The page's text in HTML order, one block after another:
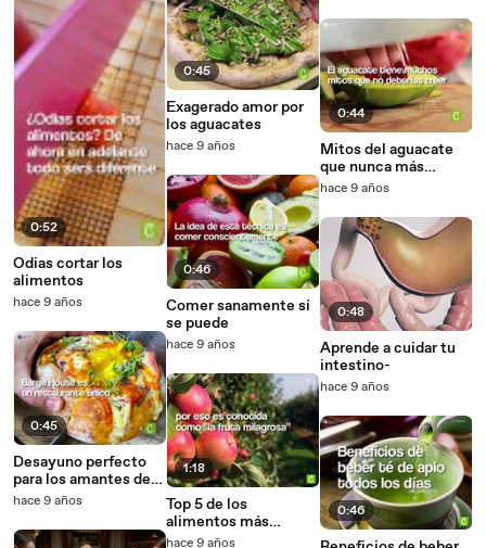
0:52
Odias cortar los
alimentos
hace 9 años
0:45
Desayuno perfecto
para los amantes del
pan
hace 9 años
0:45
Exagerado amor por
los aguacates
hace 9 años
0:46
Comer sanamente sí
se puede
hace 9 años
1:18
Top 5 de los
alimentos más
saludables-
hace 9 años
0:44
Mitos del aguacate
que nunca más
volverás a creer
hace 9 años
0:48
Aprende a cuidar tu
intestino-
hace 9 años
0:46